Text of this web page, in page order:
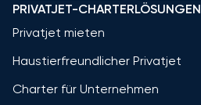
PRIVATJET-CHARTERLÖSUNGEN
Privatjet mieten
Haustierfreundlicher Privatjet
Charter für Unternehmen